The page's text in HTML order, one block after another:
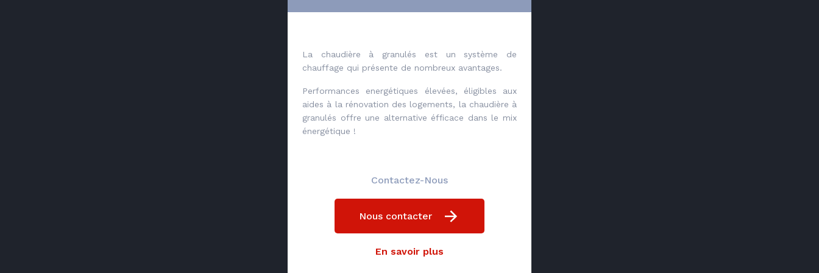
La chaudière à granulés est un système de
chauffage qui présente de nombreux avantages.
Performances energétiques élevées, éligibles aux
aides à la rénovation des logements, la chaudière à
granulés offre une alternative éfficace dans le mix
énergétique !
Contactez-Nous
Nous contacter
En savoir plus